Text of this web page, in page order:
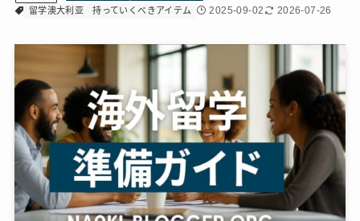
留学澳大利亚
持っていくべきアイテム 2025-09-02 2026-07-26